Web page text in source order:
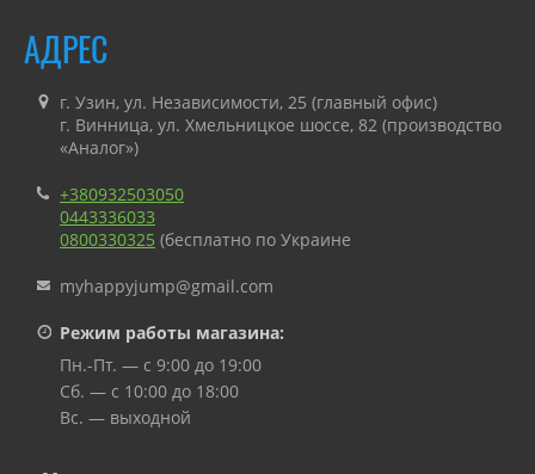
АДРЕС
г. Узин, ул. Независимости, 25 (главный офис)
г. Винница, ул. Хмельницкое шоссе, 82 (производство
«Аналог»)
+380932503050
0443336033
0800330325 (бесплатно по Украине
myhappyjump@gmail.com
Режим работы магазина:
Пн.-Пт. — с 9:00 до 19:00
Сб. — с 10:00 до 18:00
Вс. — выходной